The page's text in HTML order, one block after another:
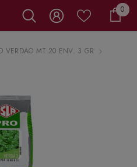
00
VERDAO MT 20 ENV. 3 GR